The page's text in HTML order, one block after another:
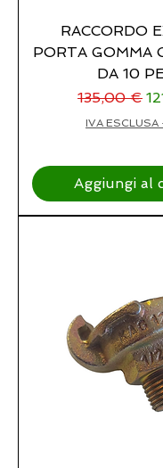
RACCORDO
PORTA GOMMA
DA 10
Prezzo
135,00 €
IVA ESCLUSA
Aggiungi al